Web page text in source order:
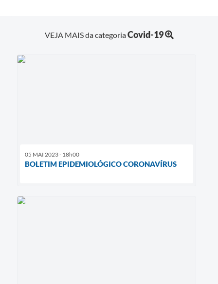
VEJA MAIS da categoriaCovid-19
05 MAI 2023 - 18h00
BOLETIM EPIDEMIOLÓGICO CORONAVÍRUS